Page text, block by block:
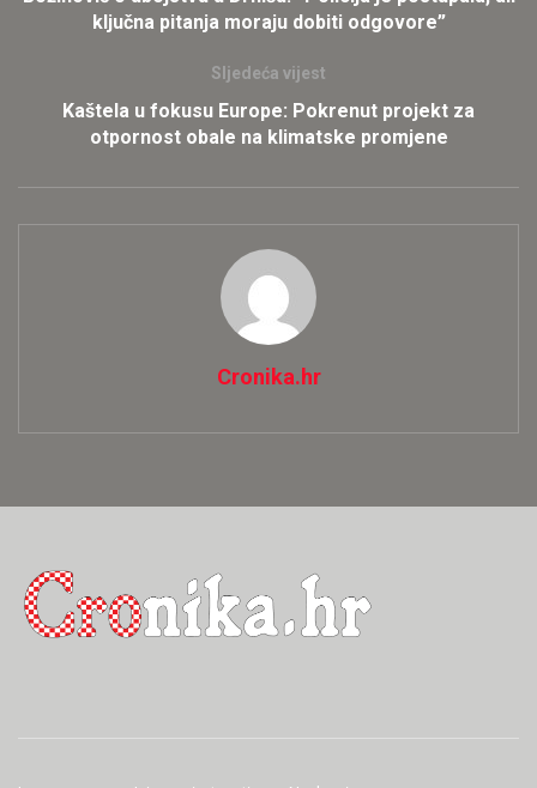
ključna pitanja moraju dobiti odgovore”
Sljedeća vijest
Kaštela u fokusu Europe: Pokrenut projekt za
otpornost obale na klimatske promjene
Cronika.hr